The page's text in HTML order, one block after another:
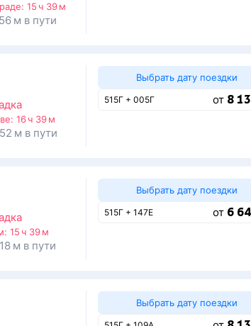
15 ч 39 м
м в пути
16 ч 39 м
м в пути
Выбрать дату поездки
515Г + 005Г от 8
15 ч 39 м
м в пути
Выбрать дату поездки
515Г + 147Е от 6
Выбрать дату поездки